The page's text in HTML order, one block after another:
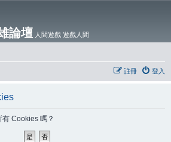
論壇 人間遊戲 遊戲人間
登入
註冊
Cookies 嗎？